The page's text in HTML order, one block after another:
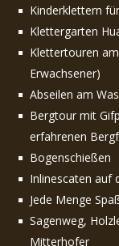
Kinderklettern
Klettergarten
Klettertouren
Erwachsener)
Abseilen am
Bergtour mit
erfahrenen
Bogenschießen
Inlinescaten auf
Jede Menge
Sagenweg,
Mitterhofer